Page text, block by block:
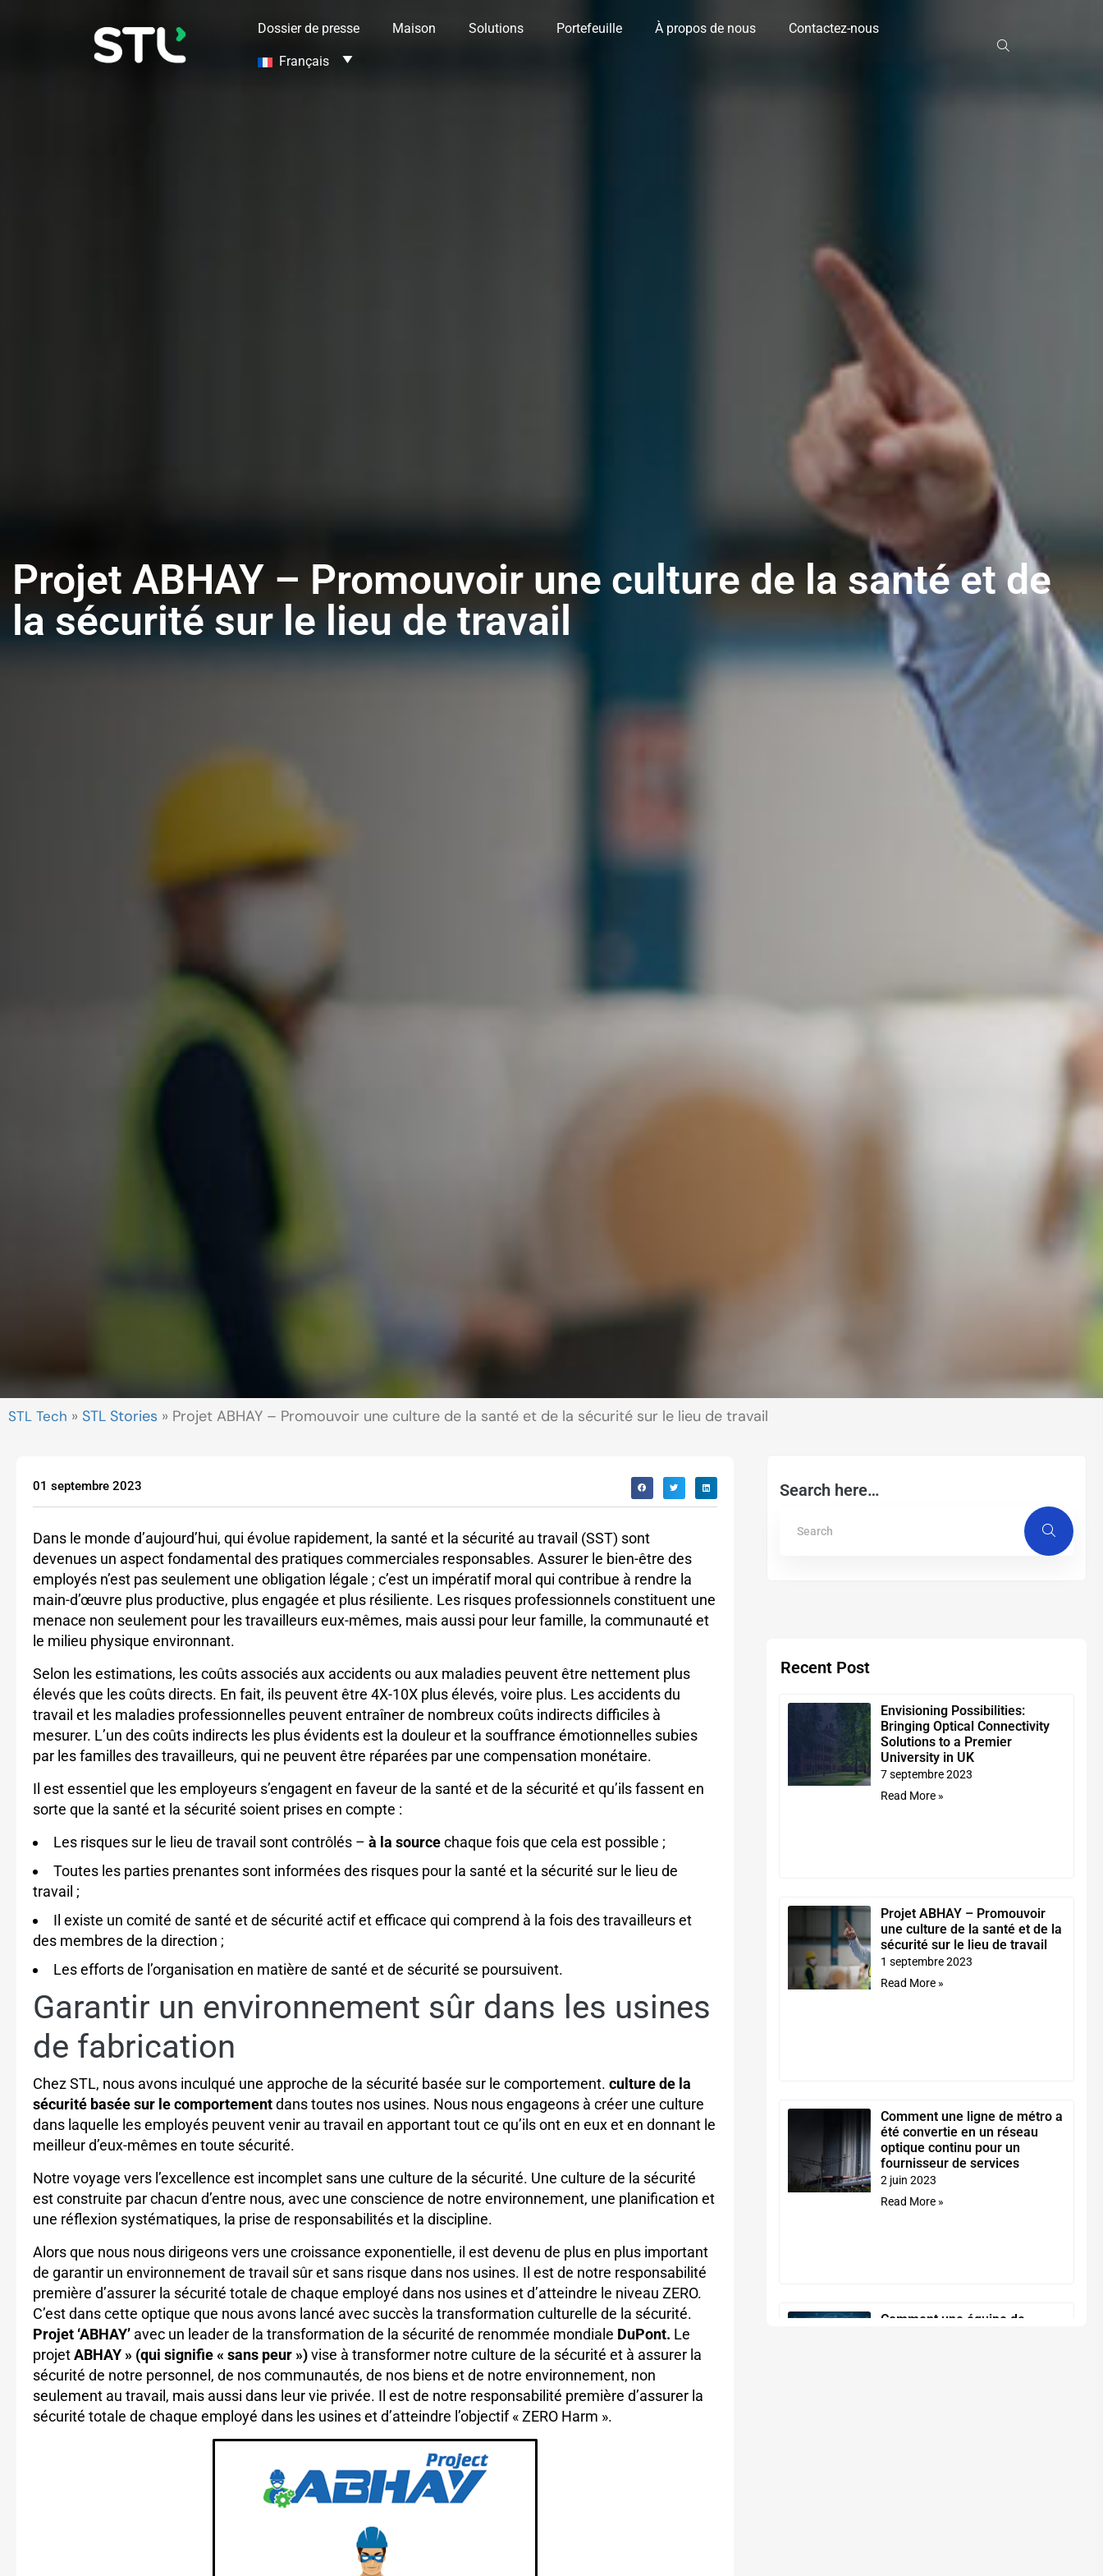
Dossier de presse Maison Solutions Portefeuille À propos de nous Contactez-nous
Français
Projet ABHAY – Promouvoir une culture de la santé et de
la sécurité sur le lieu de travail
» STL Stories » Projet ABHAY – Promouvoir une culture de la santé et de la sécurité sur le lieu de travail
01 septembre 2023
Dans le monde d’aujourd’hui, qui évolue rapidement, la santé et la sécurité au travail (SST) sont
devenues un aspect fondamental des pratiques commerciales responsables. Assurer le bien-être des
employés n’est pas seulement une obligation légale ; c’est un impératif moral qui contribue à rendre la
main-d’œuvre plus productive, plus engagée et plus résiliente. Les risques professionnels constituent une
menace non seulement pour les travailleurs eux-mêmes, mais aussi pour leur famille, la communauté et
le milieu physique environnant.
Selon les estimations, les coûts associés aux accidents ou aux maladies peuvent être nettement plus
élevés que les coûts directs. En fait, ils peuvent être 4X-10X plus élevés, voire plus. Les accidents du
travail et les maladies professionnelles peuvent entraîner de nombreux coûts indirects difficiles à
mesurer. L’un des coûts indirects les plus évidents est la douleur et la souffrance émotionnelles subies
par les familles des travailleurs, qui ne peuvent être réparées par une compensation monétaire.
Il est essentiel que les employeurs s’engagent en faveur de la santé et de la sécurité et qu’ils fassent en
sorte que la santé et la sécurité soient prises en compte :
Les risques sur le lieu de travail sont contrôlés – à la sourcechaque fois que cela est possible ;
Toutes les parties prenantes sont informées des risques pour la santé et la sécurité sur le lieu de
travail ;
Il existe un comité de santé et de sécurité actif et efficace qui comprend à la fois des travailleurs et
des membres de la direction ;
Les efforts de l’organisation en matière de santé et de sécurité se poursuivent.
Garantir un environnement sûr dans les usines
de fabrication
Chez STL, nous avons inculqué une approche de la sécurité basée sur le comportement. culture de la
sécurité basée sur le comportementdans toutes nos usines. Nous nous engageons à créer une culture
dans laquelle les employés peuvent venir au travail en apportant tout ce qu’ils ont en eux et en donnant le
meilleur d’eux-mêmes en toute sécurité.
Notre voyage vers l’excellence est incomplet sans une culture de la sécurité. Une culture de la sécurité
est construite par chacun d’entre nous, avec une conscience de notre environnement, une planification et
une réflexion systématiques, la prise de responsabilités et la discipline.
Alors que nous nous dirigeons vers une croissance exponentielle, il est devenu de plus en plus important
de garantir un environnement de travail sûr et sans risque dans nos usines. Il est de notre responsabilité
première d’assurer la sécurité totale de chaque employé dans nos usines et d’atteindre le niveau ZERO.
C’est dans cette optique que nous avons lancé avec succès la transformation culturelle de la sécurité.
Projet ‘ABHAY’ avec un leader de la transformation de la sécurité de renommée mondiale DuPont. Le
projetABHAY » (qui signifie « sans peur »)vise à transformer notre culture de la sécurité et à assurer la
sécurité de notre personnel, de nos communautés, de nos biens et de notre environnement, non
seulement au travail, mais aussi dans leur vie privée. Il est de notre responsabilité première d’assurer la
sécurité totale de chaque employé dans les usines et d’atteindre l’objectif « ZERO Harm ».
Search here…
Recent Post
Envisioning Possibilities:
Bringing Optical Connectivity
Solutions to a Premier
University in UK
7 septembre 2023
Read More »
Projet ABHAY – Promouvoir
une culture de la santé et de la
sécurité sur le lieu de travail
1 septembre 2023
Read More »
Comment une ligne de métro a
été convertie en un réseau
optique continu pour un
fournisseur de services
2 juin 2023
Read More »
Comment une équipe de